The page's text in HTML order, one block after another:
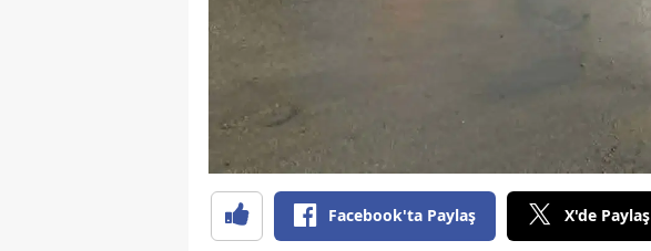
Facebook'ta Paylaş X'de Paylaş